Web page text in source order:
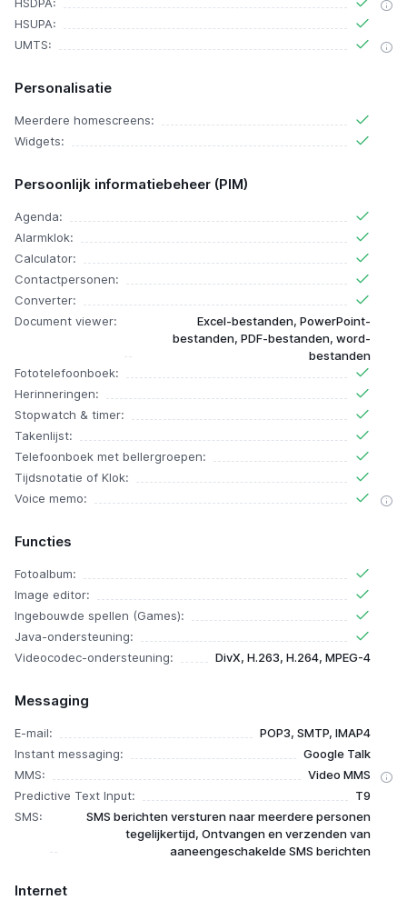
HSUPA:
UMTS:
Personalisatie
Meerdere homescreens:
Widgets:
Persoonlijk informatiebeheer (PIM)
Agenda:
Alarmklok:
Calculator:
Contactpersonen:
Converter:
Document viewer:
Excel-bestanden, PowerPoint-
bestanden, PDF-bestanden, word-
bestanden
Fototelefoonboek:
Herinneringen:
Stopwatch & timer:
Takenlijst:
Telefoonboek met bellergroepen:
Tijdsnotatie of Klok:
Voice memo:
Functies
Fotoalbum:
Image editor:
Ingebouwde spellen (Games):
Java-ondersteuning:
Videocodec-ondersteuning:
DivX, H.263, H.264, MPEG-4
Messaging
E-mail:
POP3, SMTP, IMAP4
Instant messaging:
Google Talk
MMS:
Video MMS
Predictive Text Input:
T9
SMS:
SMS berichten versturen naar meerdere personen
tegelijkertijd, Ontvangen en verzenden van
aaneengeschakelde SMS berichten
Internet